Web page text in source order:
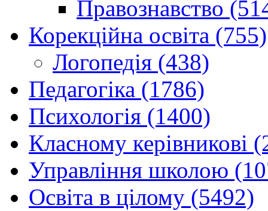
Правознавство
Корекційна освіта (755)
Логопедія (438)
Педагогіка (1786)
Психологія (1400)
Класному керівникові
Управління школою
Освіта в цілому (5492)